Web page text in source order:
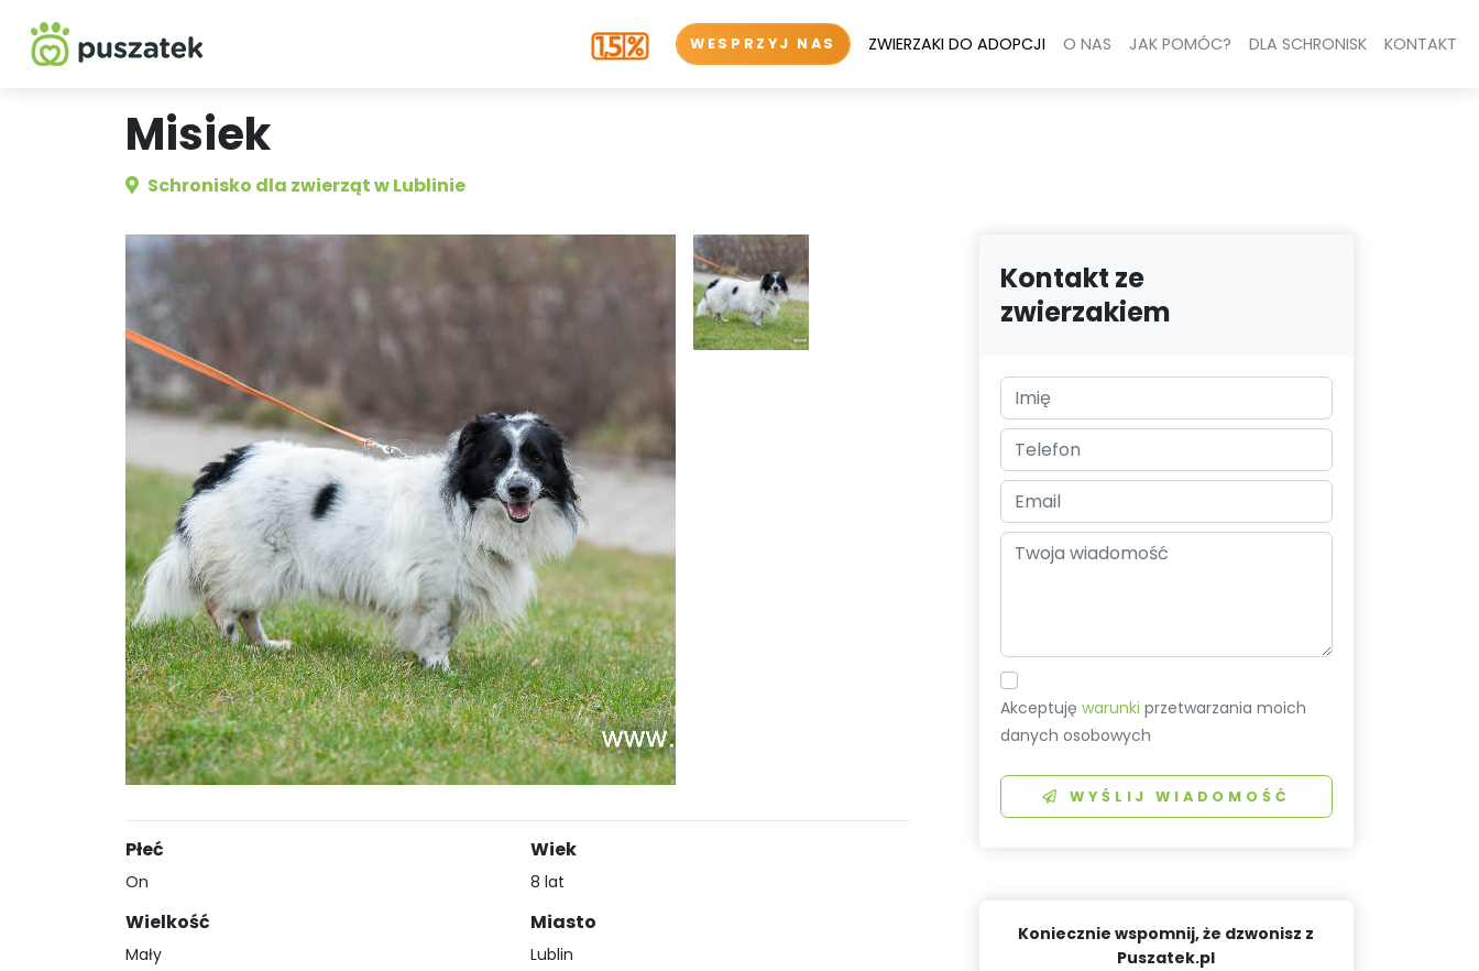
WESPRZYJ NAS ZWIERZAKI DO ADOPCJI O NAS JAK POMÓC? DLA SCHRONISK KONTAKT
Misiek
Schronisko dla zwierząt w Lublinie
Płeć
On
Wielkość
Mały
Wiek
8 lat
Miasto
Lublin
Kontakt ze
zwierzakiem
Akceptujęwarunki przetwarzania moich
danych osobowych
WYŚLIJ WIADOMOŚĆ
Koniecznie wspomnij, że dzwonisz z
Puszatek.pl